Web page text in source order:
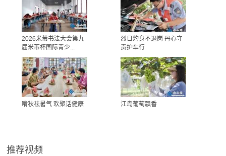
2026米芾书法大会第九
届米芾杯国际青少...
烈日灼身不退岗 丹心守
责护车行
啃秋祛暑气 欢聚话健康 江岛葡萄飘香
推荐视频